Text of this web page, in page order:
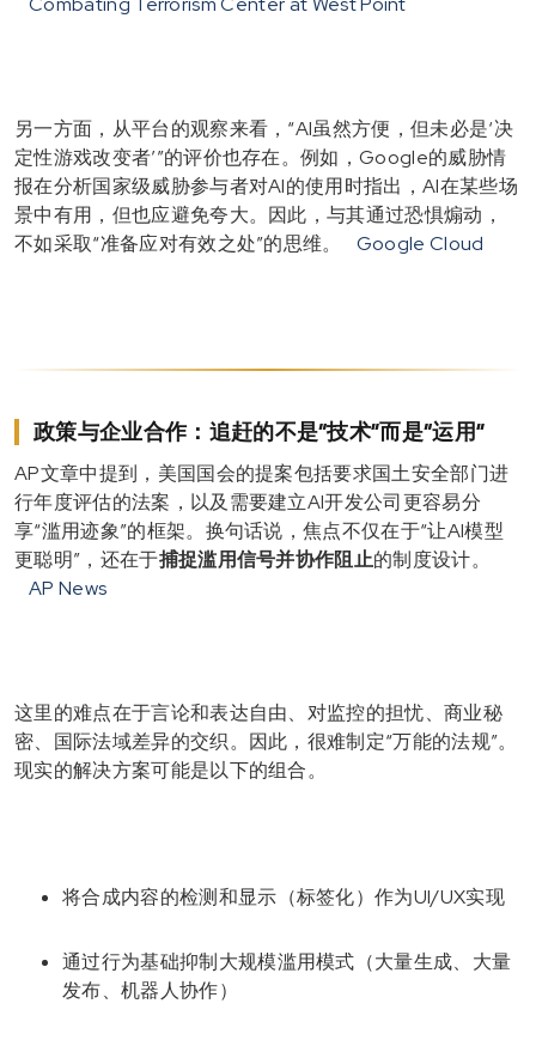
另一方面，从平台的观察来看，“AI虽然方便，但未必是‘决
定性游戏改变者’”的评价也存在。例如，Google的威胁情
报在分析国家级威胁参与者对AI的使用时指出，AI在某些场
景中有用，但也应避免夸大。因此，与其通过恐惧煽动，
不如采取“准备应对有效之处”的思维。
Google Cloud
政策与企业合作：追赶的不是“技术”而是“运用”
AP文章中提到，美国国会的提案包括要求国土安全部门进
行年度评估的法案，以及需要建立AI开发公司更容易分
享“滥用迹象”的框架。换句话说，焦点不仅在于“让AI模型
更聪明”，还在于捕捉滥用信号并协作阻止的制度设计。
AP News
这里的难点在于言论和表达自由、对监控的担忧、商业秘
密、国际法域差异的交织。因此，很难制定“万能的法规”。
现实的解决方案可能是以下的组合。
将合成内容的检测和显示（标签化）作为UI/UX实现
通过行为基础抑制大规模滥用模式（大量生成、大量
发布、机器人协作）